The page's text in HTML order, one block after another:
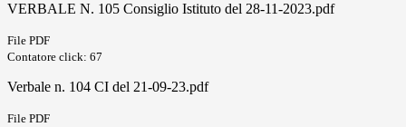
VERBALE N. 105 Consiglio Istituto del 28-11-2023.pdf
File PDF
Contatore click: 67
Verbale n. 104 CI del 21-09-23.pdf
File PDF